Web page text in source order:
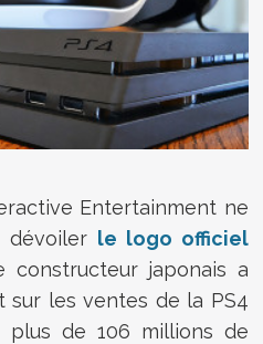
Entertainment ne
dévoiler le logo officiel
constructeur japonais a
les ventes de la PS4
plus de 106 millions de